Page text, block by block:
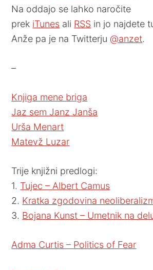
Na oddajo se lahko naročite
prek iTunes ali RSS in jo najdete
Anže pa je na Twitterju@anzet.
–
Knjiga mene briga
Jaz sem Janz Janša
Urša Menart
Matevž Luzar
Trije knjižni predlogi:
1. Tujec – Albert Camus
2. Kratka zgodovina
3. Bojana Kunst – Umetnik na
Adma Curtis – Politics of Fear